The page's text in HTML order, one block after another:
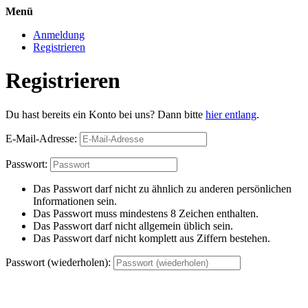
Menü
Anmeldung
Registrieren
Registrieren
Du hast bereits ein Konto bei uns? Dann bitte hier entlang.
E-Mail-Adresse:
Passwort:
Das Passwort darf nicht zu ähnlich zu anderen persönlichen
Informationen sein.
Das Passwort muss mindestens 8 Zeichen enthalten.
Das Passwort darf nicht allgemein üblich sein.
Das Passwort darf nicht komplett aus Ziffern bestehen.
Passwort (wiederholen):